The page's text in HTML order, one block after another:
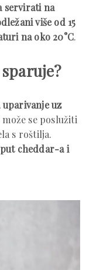
servirati na
više od 15
na oko 20°C.
uparivanje uz
se poslužiti
s roštilja.
cheddar-a i